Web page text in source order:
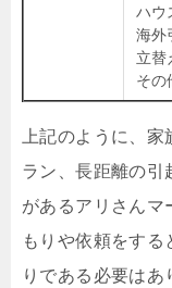
ハウ
海外
立替
その
上記のように、
ラン、長距離の引
があるアリさんマ
もりや依頼をす
りである必要はあ